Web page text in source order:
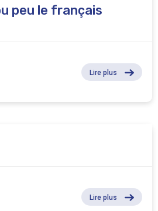
peu le français
Lire plus
Lire plus